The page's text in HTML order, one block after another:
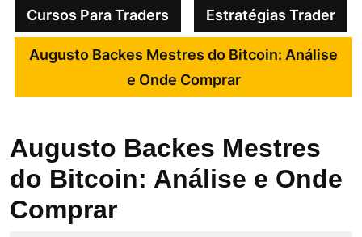
Cursos Para Traders Estratégias Trader
Augusto Backes Mestres do Bitcoin: Análise
e Onde Comprar
Augusto Backes Mestres
do Bitcoin: Análise e Onde
Comprar